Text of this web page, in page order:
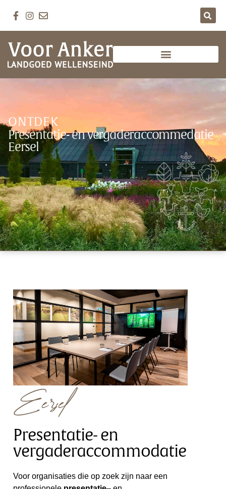
ONTDEK
Presentatie- en vergaderaccommedatie
Eersel
Eersel
Presentatie- en
vergaderaccommodatie
Voor organisaties die op zoek zijn naar een